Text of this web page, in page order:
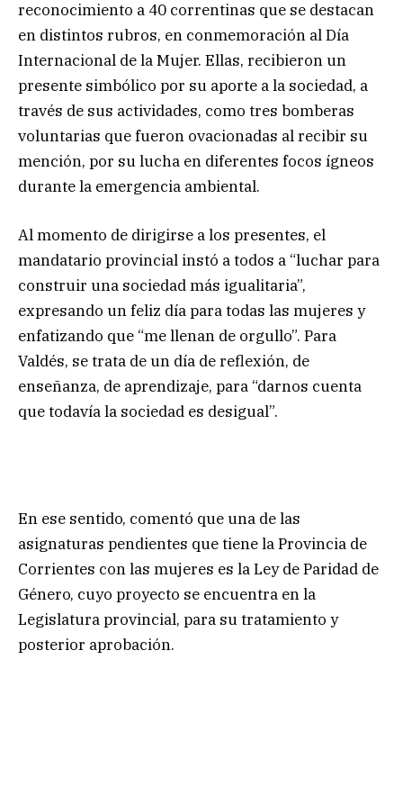
reconocimiento a 40 correntinas que se destacan
en distintos rubros, en conmemoración al Día
Internacional de la Mujer. Ellas, recibieron un
presente simbólico por su aporte a la sociedad, a
través de sus actividades, como tres bomberas
voluntarias que fueron ovacionadas al recibir su
mención, por su lucha en diferentes focos ígneos
durante la emergencia ambiental.
Al momento de dirigirse a los presentes, el
mandatario provincial instó a todos a “luchar para
construir una sociedad más igualitaria”,
expresando un feliz día para todas las mujeres y
enfatizando que “me llenan de orgullo”. Para
Valdés, se trata de un día de reflexión, de
enseñanza, de aprendizaje, para “darnos cuenta
que todavía la sociedad es desigual”.
En ese sentido, comentó que una de las
asignaturas pendientes que tiene la Provincia de
Corrientes con las mujeres es la Ley de Paridad de
Género, cuyo proyecto se encuentra en la
Legislatura provincial, para su tratamiento y
posterior aprobación.